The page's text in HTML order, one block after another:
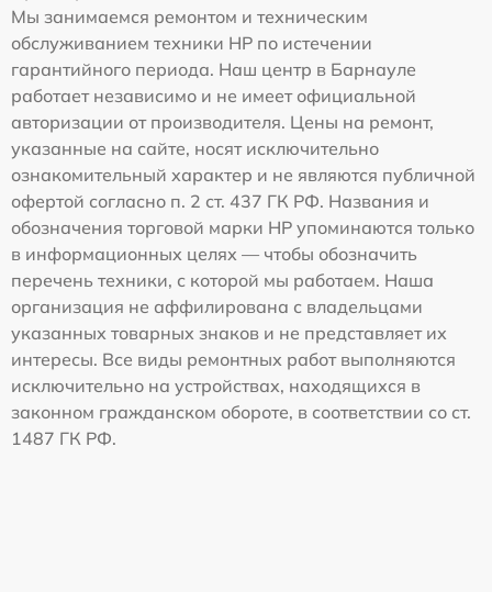
Мы занимаемся ремонтом и техническим
обслуживанием техники HP по истечении
гарантийного периода. Наш центр в Барнауле
работает независимо и не имеет официальной
авторизации от производителя. Цены на ремонт,
указанные на сайте, носят исключительно
ознакомительный характер и не являются публичной
офертой согласно п. 2 ст. 437 ГК РФ. Названия и
обозначения торговой марки HP упоминаются только
в информационных целях — чтобы обозначить
перечень техники, с которой мы работаем. Наша
организация не аффилирована с владельцами
указанных товарных знаков и не представляет их
интересы. Все виды ремонтных работ выполняются
исключительно на устройствах, находящихся в
законном гражданском обороте, в соответствии со ст.
1487 ГК РФ.